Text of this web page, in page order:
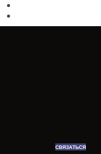
СВЯЗАТЬСЯ